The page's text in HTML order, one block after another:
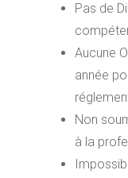
Pas de
Aucune
année
Non
à la